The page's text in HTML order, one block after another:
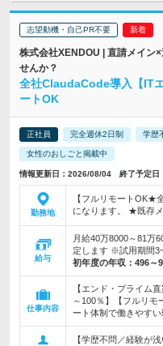
志望動機・自己PR不要
株式会社XENDOU | 直請メイン
せんか？
全社ClaudaCode導入【IT
ートOK
正社員 完全週休2日制 学歴
女性のおしごと掲載中
情報更新日：2026/08/04 終了予定日
勤務地
【フルリモートOK★
になります。 ★既存
給与
月給40万8000～81万
定します ※試用期間
初年度の年収： 496～
仕事内容
【エンド・プライム
～100％】【フルリ
ート体制で働きやすい
【学歴不問／経験が